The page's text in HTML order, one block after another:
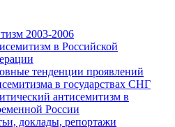
2003-2006
в Российской
тенденции проявлений
в государствах СНГ
антисемитизм в
России
доклады, репортажи